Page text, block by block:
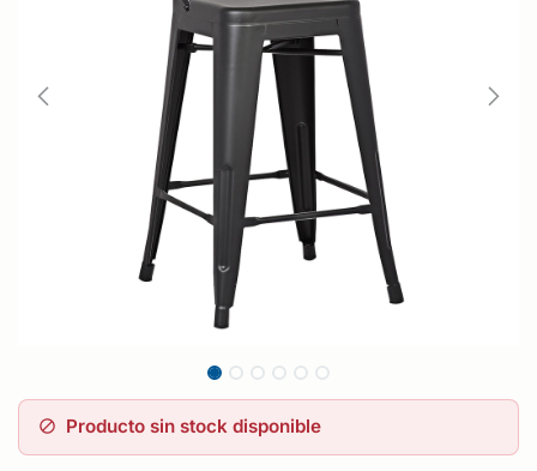
Producto sin stock disponible